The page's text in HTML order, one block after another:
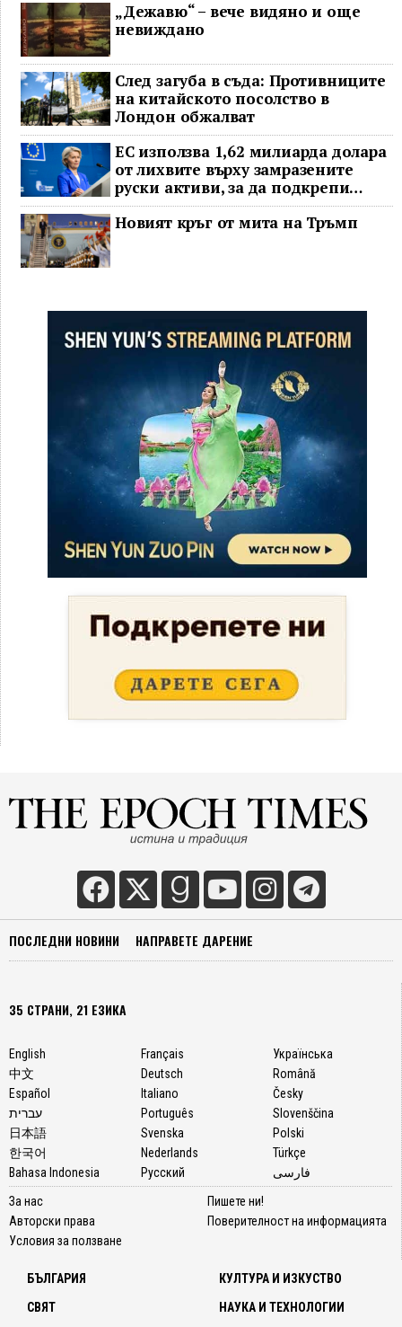
„Дежавю“ – вече видяно и още
невиждано
След загуба в съда: Противниците
на китайското посолство в
Лондон обжалват
ЕС използва 1,62 милиарда долара
от лихвите върху замразените
руски активи, за да подкрепи
Украйна
Новият кръг от мита на Тръмп
ПОСЛЕДНИ НОВИНИ НАПРАВЕТЕ ДАРЕНИЕ
35 СТРАНИ, 21 ЕЗИКА
English
中文
Español
עברית
日本語
한국어
Bahasa Indonesia
Français
Deutsch
Italiano
Português
Svenska
Nederlands
Русский
Українська
Română
Česky
Slovenščina
Polski
Türkçe
فارسی
За нас
Авторски права
Условия за ползване
Пишете ни!
Поверителност на информацията
БЪЛГАРИЯ
СВЯТ
КУЛТУРА И ИЗКУСТВО
НАУКА И ТЕХНОЛОГИИ